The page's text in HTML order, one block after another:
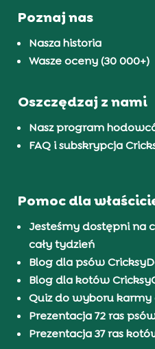
Poznaj nas
Nasza historia
Wasze oceny (30 000+)
Oszczędzaj z nami
Nasz program
FAQ i subskrypcja
Pomoc dla
Jesteśmy dostępni na
cały tydzień
Blog dla psów
Blog dla kotów
Quiz do wyboru
Prezentacja 72 ras
Prezentacja 37 ras